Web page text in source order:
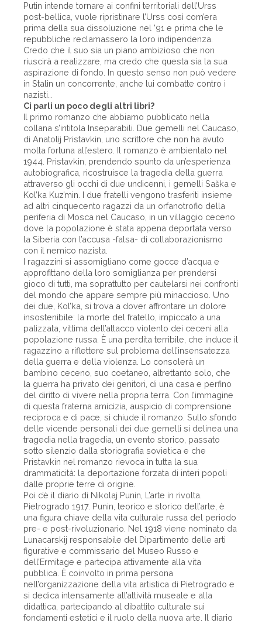
Putin intende tornare ai confini territoriali dell’Urss
post-bellica, vuole ripristinare l’Urss così com’era
prima della sua dissoluzione nel ’91 e prima che le
repubbliche reclamassero la loro indipendenza.
Credo che il suo sia un piano ambizioso che non
riuscirà a realizzare, ma credo che questa sia la sua
aspirazione di fondo. In questo senso non può vedere
in Stalin un concorrente, anche lui combatte contro i
nazisti…
Ci parli un poco degli altri libri?
Il primo romanzo che abbiamo pubblicato nella
collana s’intitola Inseparabili. Due gemelli nel Caucaso,
di Anatolij Pristavkin, uno scrittore che non ha avuto
molta fortuna all’estero. Il romanzo è ambientato nel
1944. Pristavkin, prendendo spunto da un’esperienza
autobiografica, ricostruisce la tragedia della guerra
attraverso gli occhi di due undicenni, i gemelli Saška e
Kol’ka Kuz’min. I due fratelli vengono trasferiti insieme
ad altri cinquecento ragazzi da un orfanotrofio della
periferia di Mosca nel Caucaso, in un villaggio ceceno
dove la popolazione è stata appena deportata verso
la Siberia con l’accusa -falsa- di collaborazionismo
con il nemico nazista.
I ragazzini si assomigliano come gocce d’acqua e
approfittano della loro somiglianza per prendersi
gioco di tutti, ma soprattutto per cautelarsi nei confronti
del mondo che appare sempre più minaccioso. Uno
dei due, Kol’ka, si trova a dover affrontare un dolore
insostenibile: la morte del fratello, impiccato a una
palizzata, vittima dell’attacco violento dei ceceni alla
popolazione russa. È una perdita terribile, che induce il
ragazzino a riflettere sul problema dell’insensatezza
della guerra e della violenza. Lo consolerà un
bambino ceceno, suo coetaneo, altrettanto solo, che
la guerra ha privato dei genitori, di una casa e perfino
del diritto di vivere nella propria terra. Con l’immagine
di questa fraterna amicizia, auspicio di comprensione
reciproca e di pace, si chiude il romanzo. Sullo sfondo
delle vicende personali dei due gemelli si delinea una
tragedia nella tragedia, un evento storico, passato
sotto silenzio dalla storiografia sovietica e che
Pristavkin nel romanzo rievoca in tutta la sua
drammaticità: la deportazione forzata di interi popoli
dalle proprie terre di origine.
Poi c’è il diario di Nikolaj Punin, L’arte in rivolta.
Pietrogrado 1917. Punin, teorico e storico dell’arte, è
una figura chiave della vita culturale russa del periodo
pre- e post-rivoluzionario. Nel 1918 viene nominato da
Lunacarskij responsabile del Dipartimento delle arti
figurative e commissario del Museo Russo e
dell’Ermitage e partecipa attivamente alla vita
pubblica. È coinvolto in prima persona
nell’organizzazione della vita artistica di Pietrogrado e
si dedica intensamente all’attività museale e alla
didattica, partecipando al dibattito culturale sui
fondamenti estetici e il ruolo della nuova arte. Il diario